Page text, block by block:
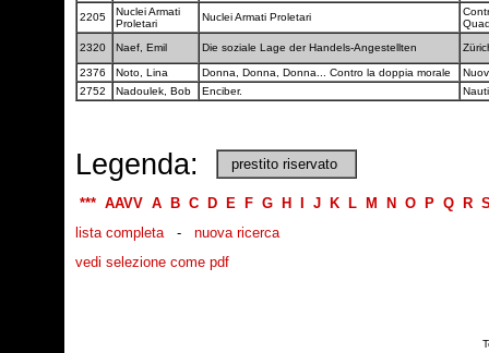
2205
Nuclei Armati
Proletari
Nuclei Armati Proletari
2320
Naef, Emil Die soziale Lage der Handels-Angestellten
2376 Noto, Lina Donna, Donna, Donna... Contro la doppia morale
2752
Nadoulek, Bob Enciber.
Legenda: prestito riservato
*** AAVV A B C D E F G H J K L M N O P Q R
lista completa- nuova ricerca
vedi selezione come pdf